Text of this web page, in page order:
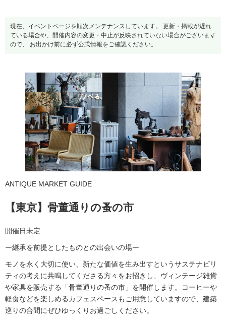
現在、イベントページを順次メンテナンスしています。 更新・掲載が遅れ
ている場合や、開催内容の変更・中止が反映されていない場合がございます
ので、 お出かけ前に必ず公式情報をご確認ください。
ANTIQUE MARKET GUIDE
【東京】骨董通りの蚤の市
開催日未定
ー継承を前提としたものとの出会いの場ー
モノを永く大切に使い、新たな価値を生み出すというサステナビリ
ティの考えに共鳴してくださる方々をお招きし、ヴィンテージ雑貨
や家具を販売する「骨董通りの蚤の市」を開催します。コーヒーや
軽食などを楽しめるカフェスペースもご用意していますので、建築
巡りの合間にぜひゆっくりお過ごしください。